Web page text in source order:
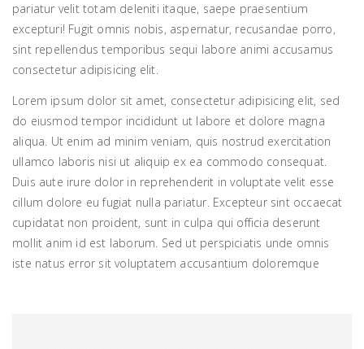
pariatur velit totam deleniti itaque, saepe praesentium
excepturi! Fugit omnis nobis, aspernatur, recusandae porro,
sint repellendus temporibus sequi labore animi accusamus
consectetur adipisicing elit.
Lorem ipsum dolor sit amet, consectetur adipisicing elit, sed
do eiusmod tempor incididunt ut labore et dolore magna
aliqua. Ut enim ad minim veniam, quis nostrud exercitation
ullamco laboris nisi ut aliquip ex ea commodo consequat.
Duis aute irure dolor in reprehenderit in voluptate velit esse
cillum dolore eu fugiat nulla pariatur. Excepteur sint occaecat
cupidatat non proident, sunt in culpa qui officia deserunt
mollit anim id est laborum. Sed ut perspiciatis unde omnis
iste natus error sit voluptatem accusantium doloremque